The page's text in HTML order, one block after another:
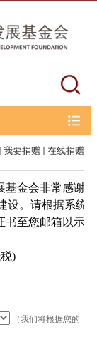
我要捐赠 在线捐赠
金会非常感谢
设。请根据系统
书至您邮箱以示
)
（我们将根据您的